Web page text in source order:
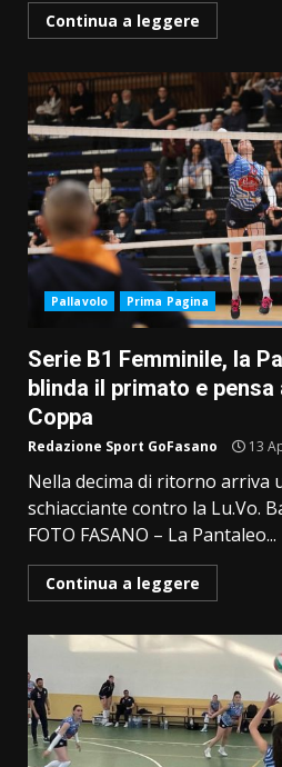
Continua a leggere
Pallavolo Prima Pagina
Serie B1 Femminile, la
blinda il primato e pensa
Coppa
Redazione Sport GoFasano 13
Nella decima di ritorno arriva
schiacciante contro la Lu.Vo.
FOTO FASANO – La Pantaleo...
Continua a leggere